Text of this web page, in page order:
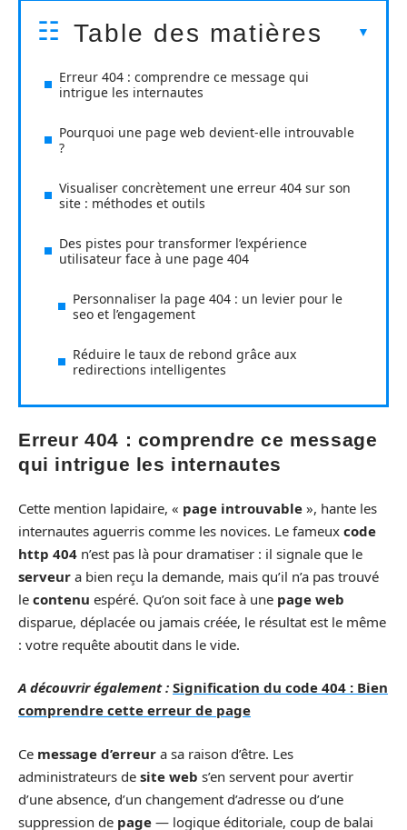
Table des matières
Erreur 404 : comprendre ce message qui
intrigue les internautes
Pourquoi une page web devient-elle introuvable
?
Visualiser concrètement une erreur 404 sur son
site : méthodes et outils
Des pistes pour transformer l’expérience
utilisateur face à une page 404
Personnaliser la page 404 : un levier pour le
seo et l’engagement
Réduire le taux de rebond grâce aux
redirections intelligentes
Erreur 404 : comprendre ce message
qui intrigue les internautes
Cette mention lapidaire, « page introuvable », hante les
internautes aguerris comme les novices. Le fameux code
http 404 n’est pas là pour dramatiser : il signale que le
serveur a bien reçu la demande, mais qu’il n’a pas trouvé
le contenu espéré. Qu’on soit face à une page web
disparue, déplacée ou jamais créée, le résultat est le même
: votre requête aboutit dans le vide.
A découvrir également : Signification du code 404 : Bien
comprendre cette erreur de page
Ce message d’erreur a sa raison d’être. Les
administrateurs de site web s’en servent pour avertir
d’une absence, d’un changement d’adresse ou d’une
suppression de page — logique éditoriale, coup de balai